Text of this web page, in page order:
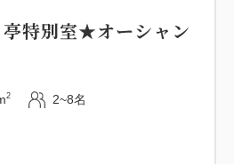
特別室★オーシャン
2 2~8名